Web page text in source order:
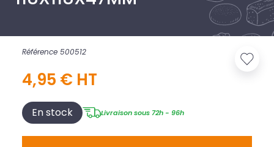
Référence 500512
4,95 € HT
En stock Livraison sous 72h - 96h